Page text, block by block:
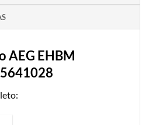
AEG EHBM